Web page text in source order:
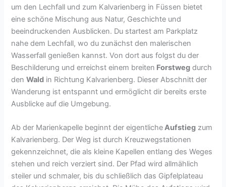
um den Lechfall und zum Kalvarienberg in Füssen bietet
eine schöne Mischung aus Natur, Geschichte und
beeindruckenden Ausblicken. Du startest am Parkplatz
nahe dem Lechfall, wo du zunächst den malerischen
Wasserfall genießen kannst. Von dort aus folgst du der
Beschilderung und erreichst einem breiten Forstweg durch
denWald in Richtung Kalvarienberg. Dieser Abschnitt der
Wanderung ist entspannt und ermöglicht dir bereits erste
Ausblicke auf die Umgebung.
Ab der Marienkapelle beginnt der eigentlicheAufstieg zum
Kalvarienberg. Der Weg ist durch Kreuzwegstationen
gekennzeichnet, die als kleine Kapellen entlang des Weges
stehen und reich verziert sind. Der Pfad wird allmählich
steiler und schmaler, bis du schließlich das Gipfelplateau